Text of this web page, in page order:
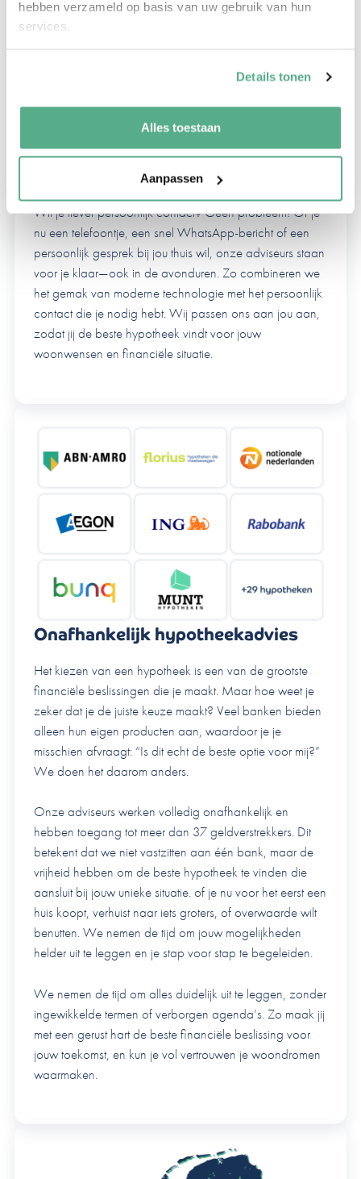
hebben verzameld op basis van uw gebruik van hun
services.
Details tonen
Alles toestaan
Aanpassen
hebt voor ingewikkeld gedoe. Daarom maken we het
makkelijk voor je.
Stel je voor: je ploft na een lange dag op de bank en
In plaats van uren te speuren, klik je gewoon even door
onze slimme online tools en heb je direct het antwoord.
Je ziet direct de huidige status, wat de volgende stappen
zijn en wat je eventueel nog zou moeten doen.
Wil je liever persoonlijk contact? Geen probleem! Of je
nu een telefoontje, een snel WhatsApp-bericht of een
persoonlijk gesprek bij jou thuis wil, onze adviseurs staan
voor je klaar—ook in de avonduren. Zo combineren we
het gemak van moderne technologie met het persoonlijk
contact die je nodig hebt. Wij passen ons aan jou aan,
zodat jij de beste hypotheek vindt voor jouw
woonwensen en financiële situatie.
Onafhankelijk hypotheekadvies
Het kiezen van een hypotheek is een van de grootste
financiële beslissingen die je maakt. Maar hoe weet je
zeker dat je de juiste keuze maakt? Veel banken bieden
alleen hun eigen producten aan, waardoor je je
misschien afvraagt: “Is dit echt de beste optie voor mij?”
We doen het daarom anders.
Onze adviseurs werken volledig onafhankelijk en
hebben toegang tot meer dan 37 geldverstrekkers. Dit
betekent dat we niet vastzitten aan één bank, maar de
vrijheid hebben om de beste hypotheek te vinden die
aansluit bij jouw unieke situatie. of je nu voor het eerst een
huis koopt, verhuist naar iets groters, of overwaarde wilt
benutten. We nemen de tijd om jouw mogelijkheden
helder uit te leggen en je stap voor stap te begeleiden.
We nemen de tijd om alles duidelijk uit te leggen, zonder
ingewikkelde termen of verborgen agenda’s. Zo maak jij
met een gerust hart de beste financiële beslissing voor
jouw toekomst, en kun je vol vertrouwen je woondromen
waarmaken.